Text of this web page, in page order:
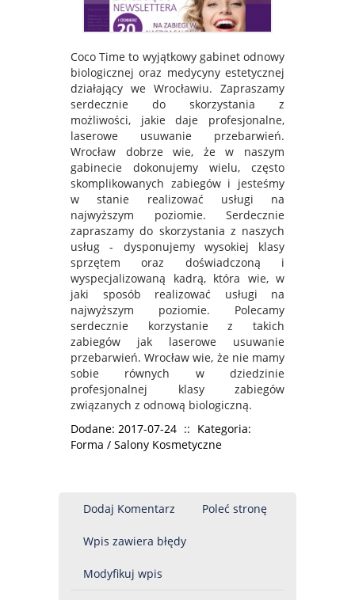
Coco Time to wyjątkowy gabinet odnowy
biologicznej oraz medycyny estetycznej
działający we Wrocławiu. Zapraszamy
serdecznie do skorzystania z
możliwości, jakie daje profesjonalne,
laserowe usuwanie przebarwień.
Wrocław dobrze wie, że w naszym
gabinecie dokonujemy wielu, często
skomplikowanych zabiegów i jesteśmy
w stanie realizować usługi na
najwyższym poziomie. Serdecznie
zapraszamy do skorzystania z naszych
usług - dysponujemy wysokiej klasy
sprzętem oraz doświadczoną i
wyspecjalizowaną kadrą, która wie, w
jaki sposób realizować usługi na
najwyższym poziomie. Polecamy
serdecznie korzystanie z takich
zabiegów jak laserowe usuwanie
przebarwień. Wrocław wie, że nie mamy
sobie równych w dziedzinie
profesjonalnej klasy zabiegów
związanych z odnową biologiczną.
Dodane: 2017-07-24 :: Kategoria:
Forma / Salony Kosmetyczne
Dodaj Komentarz Poleć stronę
Wpis zawiera błędy
Modyfikuj wpis